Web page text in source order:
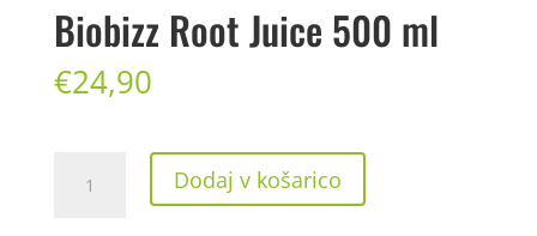
Biobizz Root Juice 500 ml
€24,90
Root Juice 500
Dodaj v košarico